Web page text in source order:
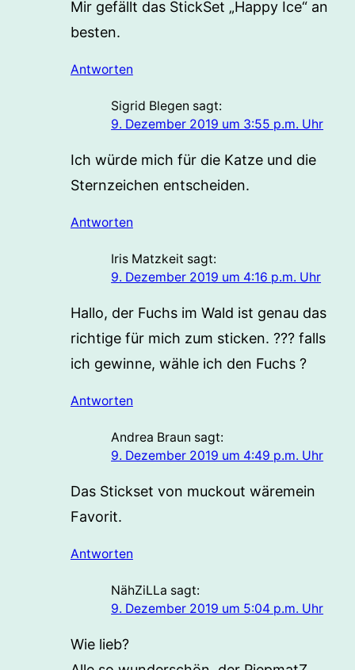
Mir gefällt das StickSet „Happy Ice“ an
besten.
Antworten
Sigrid Blegen sagt:
9. Dezember 2019 um 3:55 p.m. Uhr
Ich würde mich für die Katze und die
Sternzeichen entscheiden.
Antworten
Iris Matzkeit sagt:
9. Dezember 2019 um 4:16 p.m. Uhr
Hallo, der Fuchs im Wald ist genau das
richtige für mich zum sticken. ??? falls
ich gewinne, wähle ich den Fuchs ?
Antworten
Andrea Braun sagt:
9. Dezember 2019 um 4:49 p.m. Uhr
Das Stickset von muckout wäremein
Favorit.
Antworten
NähZiLLa sagt:
9. Dezember 2019 um 5:04 p.m. Uhr
Wie lieb?